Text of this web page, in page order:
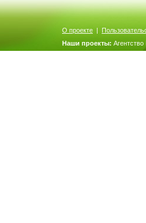
О проекте |
Наши проекты: